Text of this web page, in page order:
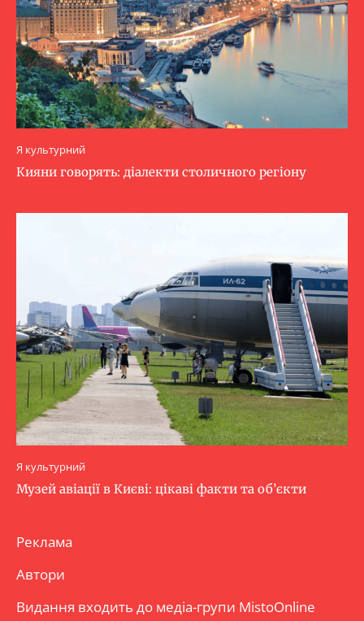
Я культурний
Кияни говорять: діалекти столичного регіону
Я культурний
Музей авіації в Києві: цікаві факти та об’єкти
Реклама
Автори
Видання входить до медіа-групи MistoOnline